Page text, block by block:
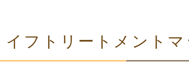
イフトリートメントマ